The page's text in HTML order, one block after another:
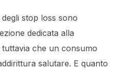
stop loss sono
dedicata alla
che un consumo
salutare. E quanto